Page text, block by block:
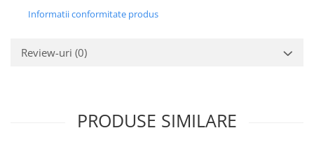
Informatii conformitate produs
Review-uri (0)
PRODUSE SIMILARE